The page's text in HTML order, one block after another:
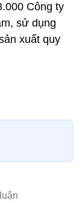
Công ty
sử dụng
xuất quy